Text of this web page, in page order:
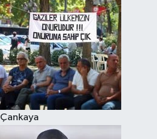
Çankaya